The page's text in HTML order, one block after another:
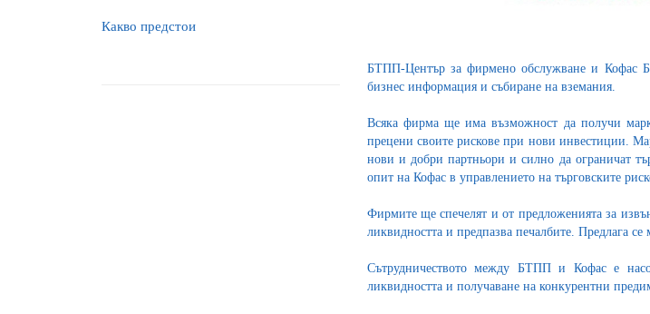
Какво предстои
БТПП-Център за фирмено обслужване и Кофас
бизнес информация и събиране на вземания.
Всяка фирма ще има възможност да получи
прецени своите рискове при нови инвестиции.
нови и добри партньори и силно да ограничат
опит на Кофас в управлението на търговските
Фирмите ще спечелят и от предложенията за
ликвидността и предпазва печалбите. Предлага
Сътрудничеството между БТПП и Кофас е
ликвидността и получаване на конкурентни